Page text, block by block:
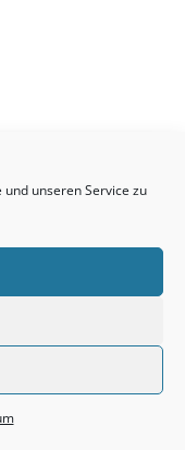
unseren Service zu
Birkmannsweiler